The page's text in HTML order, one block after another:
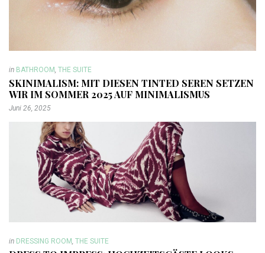
in BATHROOM, THE SUITE
SKINIMALISM: MIT DIESEN TINTED SEREN SETZEN
WIR IM SOMMER 2025 AUF MINIMALISMUS
Juni 26, 2025
in DRESSING ROOM, THE SUITE